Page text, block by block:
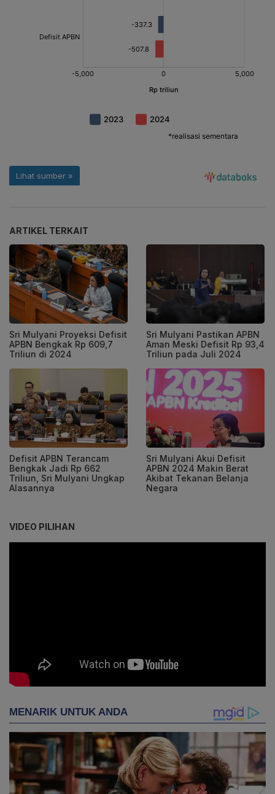
ARTIKEL TERKAIT
Sri Mulyani Proyeksi Defisit
APBN Bengkak Rp 609,7
Triliun di 2024
Sri Mulyani Pastikan APBN
Aman Meski Defisit Rp 93,4
Triliun pada Juli 2024
Defisit APBN Terancam
Bengkak Jadi Rp 662
Triliun, Sri Mulyani Ungkap
Alasannya
Sri Mulyani Akui Defisit
APBN 2024 Makin Berat
Akibat Tekanan Belanja
Negara
VIDEO PILIHAN